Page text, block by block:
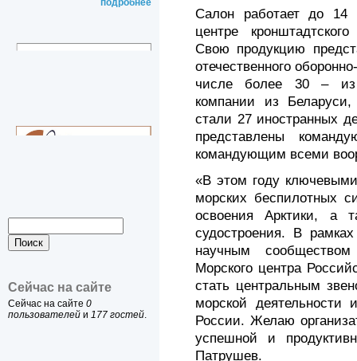
подробнее
Сейчас на сайте
Сейчас на сайте 0
пользователей и 177 гостей.
Салон работает до 14
центре
Свою продукцию
отечественного
числе более 30 – из
компании из
стали 27 иностранных
представлены
командующим всеми
«В этом году
морских беспилотных
освоения Арктики, а
судостроения. В
научным
Морского центра
стать центральным
морской деятельности
России. Желаю
успешной и
Патрушев.